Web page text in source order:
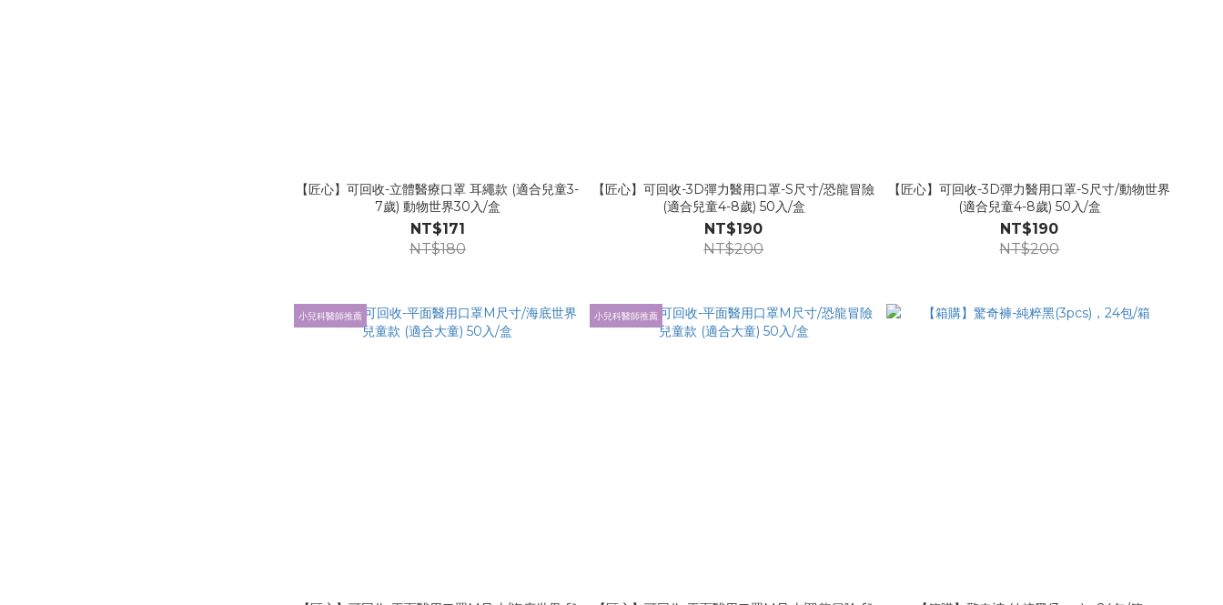
【匠心】可回收-立體醫療口罩 耳繩款 (適合兒童3-
7歲) 動物世界30入/盒
NT$171
NT$180
【匠心】可回收-3D彈力醫用口罩-S尺寸/恐龍冒險
(適合兒童4-8歲) 50入/盒
NT$190
NT$200
【匠心】可回收-3D彈力醫用口罩-S尺寸/動物世界
(適合兒童4-8歲) 50入/盒
NT$190
NT$200
小兒科醫師推薦 小兒科醫師推薦